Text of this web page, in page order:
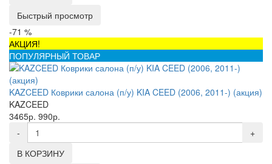
Быстрый просмотр
-71 %
АКЦИЯ!
ПОПУЛЯРНЫЙ ТОВАР
KAZCEED Коврики салона (п/у) KIA CEED (2006, 2011-) (акция)
KAZCEED
3465р. 990р.
-
+
В КОРЗИНУ